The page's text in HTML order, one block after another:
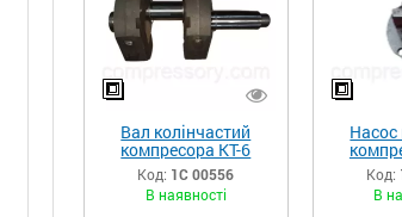
Вал колінчастий
компресора КТ-6
34.02.01.00-006сб
(КТ6.02.001сб)
Код: 1С 00556
В наявності
Код:
В